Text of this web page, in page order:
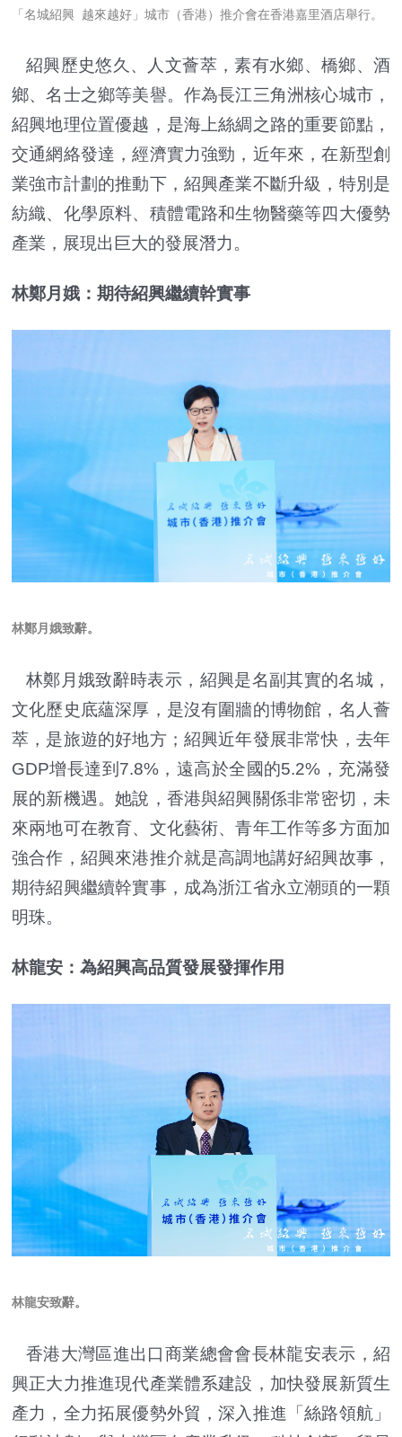
「名城紹興 越來越好」城市（香港）推介會在香港嘉里酒店舉行。
紹興歷史悠久、人文薈萃，素有水鄉、橋鄉、酒
鄉、名士之鄉等美譽。作為長江三角洲核心城市，
紹興地理位置優越，是海上絲綢之路的重要節點，
交通網絡發達，經濟實力強勁，近年來，在新型創
業強市計劃的推動下，紹興產業不斷升級，特別是
紡織、化學原料、積體電路和生物醫藥等四大優勢
產業，展現出巨大的發展潛力。
林鄭月娥：期待紹興繼續幹實事
林鄭月娥致辭。
林鄭月娥致辭時表示，紹興是名副其實的名城，
文化歷史底蘊深厚，是沒有圍牆的博物館，名人薈
萃，是旅遊的好地方；紹興近年發展非常快，去年
GDP增長達到7.8%，遠高於全國的5.2%，充滿發
展的新機遇。她說，香港與紹興關係非常密切，未
來兩地可在教育、文化藝術、青年工作等多方面加
強合作，紹興來港推介就是高調地講好紹興故事，
期待紹興繼續幹實事，成為浙江省永立潮頭的一顆
明珠。
林龍安：為紹興高品質發展發揮作用
林龍安致辭。
香港大灣區進出口商業總會會長林龍安表示，紹
興正大力推進現代產業體系建設，加快發展新質生
產力，全力拓展優勢外貿，深入推進「絲路領航」